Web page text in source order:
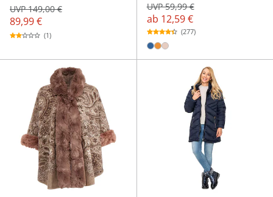
89,99 €
UVP 149,00 €
(1)
ab 12,59 €
UVP 59,99 €
(277)